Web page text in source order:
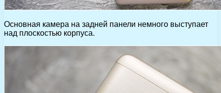
Основная камера на задней панели немного выступает
над плоскостью корпуса.